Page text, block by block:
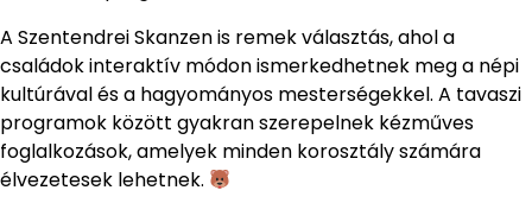
A Szentendrei Skanzen is remek választás, ahol a
családok interaktív módon ismerkedhetnek meg a népi
kultúrával és a hagyományos mesterségekkel. A tavaszi
programok között gyakran szerepelnek kézműves
foglalkozások, amelyek minden korosztály számára
élvezetesek lehetnek.